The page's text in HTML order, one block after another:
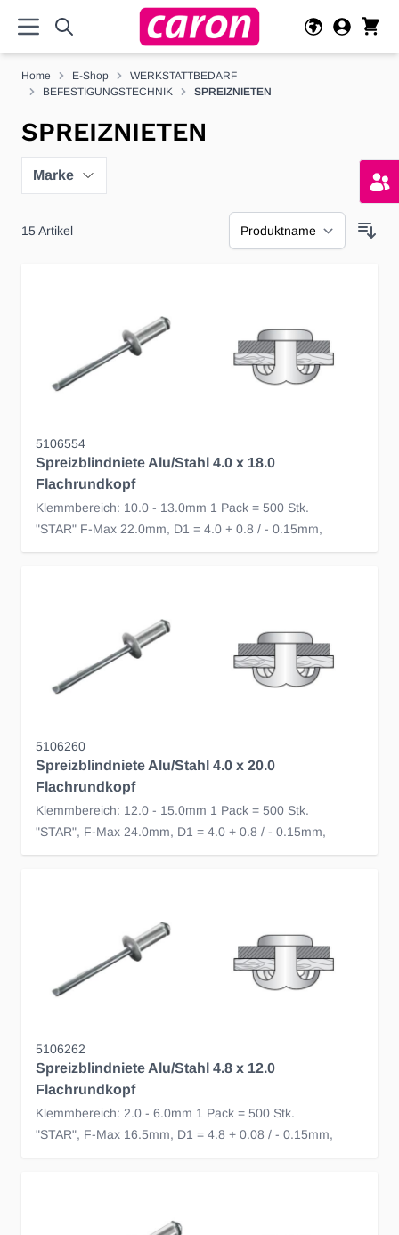
Home E-Shop
WERKSTATTBEDARF
BEFESTIGUNGSTECHNIK
SPREIZNIETEN
SPREIZNIETEN
Marke
15Artikel
5106554
Spreizblindniete Alu/Stahl 4.0 x 18.0
Flachrundkopf
Klemmbereich: 10.0 - 13.0mm 1 Pack = 500 Stk.
"STAR" F-Max 22.0mm, D1 = 4.0 + 0.8 / - 0.15mm,
5106260
Spreizblindniete Alu/Stahl 4.0 x 20.0
Flachrundkopf
Klemmbereich: 12.0 - 15.0mm 1 Pack = 500 Stk.
"STAR", F-Max 24.0mm, D1 = 4.0 + 0.8 / - 0.15mm,
5106262
Spreizblindniete Alu/Stahl 4.8 x 12.0
Flachrundkopf
Klemmbereich: 2.0 - 6.0mm 1 Pack = 500 Stk.
"STAR", F-Max 16.5mm, D1 = 4.8 + 0.08 / - 0.15mm,